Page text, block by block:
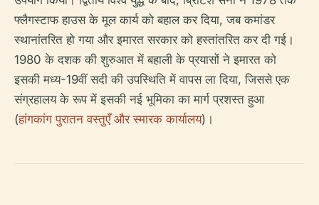
फ्लैगस्टाफ हाउस के मूल कार्य को बहाल कर दिया, जब कमांडर
स्थानांतरित हो गया और इमारत सरकार को हस्तांतरित कर दी गई।
1980 के दशक की शुरुआत में बहाली के प्रयासों ने इमारत को
इसकी मध्य-19वीं सदी की उपस्थिति में वापस ला दिया, जिससे एक
संग्रहालय के रूप में इसकी नई भूमिका का मार्ग प्रशस्त हुआ
(हांगकांग पुरातन वस्तुएँ और स्मारक कार्यालय)।